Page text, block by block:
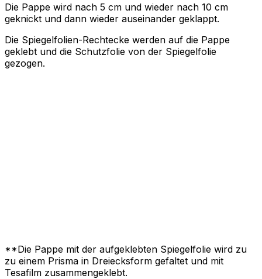
Die Pappe wird nach 5 cm und wieder nach 10 cm
geknickt und dann wieder auseinander geklappt.
Die Spiegelfolien-Rechtecke werden auf die Pappe
geklebt und die Schutzfolie von der Spiegelfolie
gezogen.
**Die Pappe mit der aufgeklebten Spiegelfolie wird zu
zu einem Prisma in Dreiecksform gefaltet und mit
Tesafilm zusammengeklebt.